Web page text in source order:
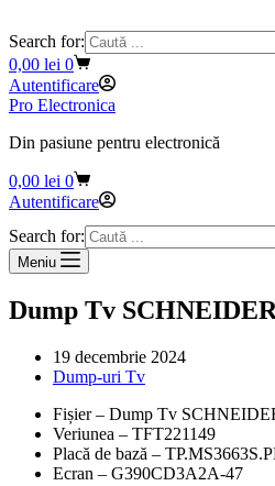
Search for:
Coș
de
cumpărături
0,00 lei 0
Autentificare
Pro Electronica
Din pasiune pentru electronică
Coș
de
0,00 lei 0
Autentificare
Search for:
Meniu
Dump Tv
19 decembrie 2024
Dump-uri Tv
Fișier – Dump Tv
Veriunea – TFT221149
Placă de bază –
Ecran – G390CD3A2A-47